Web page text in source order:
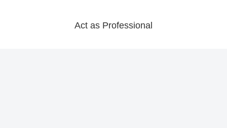
Act as Professional